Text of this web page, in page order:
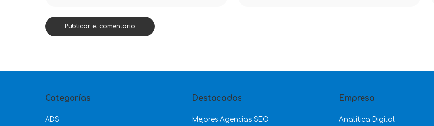
Categorías
ADS
Destacados
Mejores Agencias SEO
Empresa
Analítica Digital